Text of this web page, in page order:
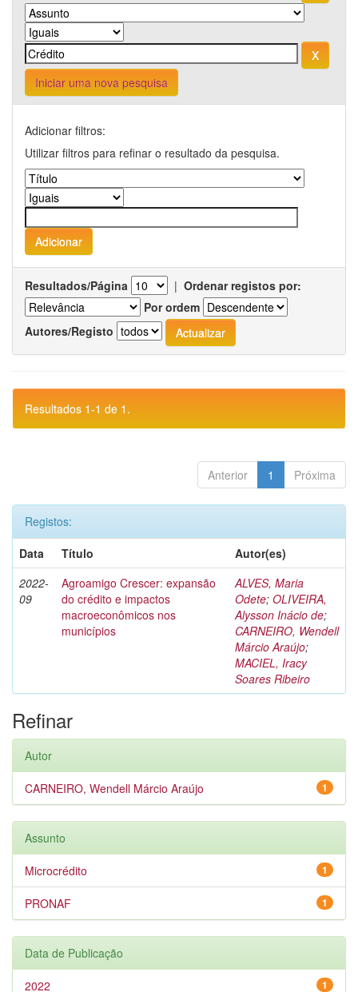
Iniciar uma nova pesquisa
Adicionar filtros:
Utilizar filtros para refinar o resultado da pesquisa.
Resultados/Página | Ordenar registos por:
Por ordem
Autores/Registo
Resultados 1-1 de 1.
Anterior 1 Próxima
Registos:
Data
Título
Autor(es)
2022-
09
Agroamigo Crescer: expansão
do crédito e impactos
macroeconômicos nos
municípios
ALVES, Maria
Odete; OLIVEIRA,
Alysson Inácio de;
CARNEIRO, Wendell
Márcio Araújo;
MACIEL, Iracy
Soares Ribeiro
Refinar
Autor
1
CARNEIRO, Wendell Márcio Araújo
Assunto
1
Microcrédito
1
PRONAF
Data de Publicação
1
2022